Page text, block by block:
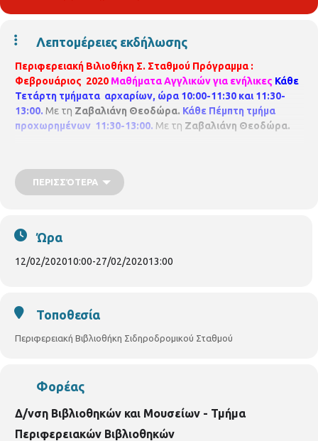
Λεπτομέρειες εκδήλωσης
Περιφερειακή Βιλιοθήκη Σ. Σταθμού Πρόγραμμα :
Φεβρουάριος 2020 Μαθήματα Αγγλικών για ενήλικες Κάθε
Τετάρτη τμήματα αρχαρίων, ώρα 10:00-11:30 και 11:30-
13:00. Με τη Ζαβαλιάνη Θεοδώρα. Κάθε Πέμπτη τμήμα
προχωρημένων 11:30-13:00. Με τη Ζαβαλιάνη Θεοδώρα.
ΠΕΡΙΣΣΌΤΕΡΑ
Ώρα
12/02/202010:00-27/02/202013:00
Τοποθεσία
Περιφερειακή Βιβλιοθήκη Σιδηροδρομικού Σταθμού
Φορέας
Δ/νση Βιβλιοθηκών και Μουσείων - Τμήμα
Περιφερειακών Βιβλιοθηκών